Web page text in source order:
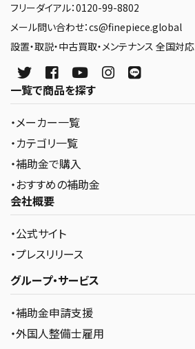
フリーダイアル：0120-99-8802
メール問い合わせ：cs@finepiece.global
設置・取説・中古買取・メンテナンス 全国対応
一覧で商品を探す
・メーカー一覧
・カテゴリ一覧
・補助金で購入
・おすすめの補助金
会社概要
・公式サイト
・プレスリリース
グループ・サービス
・補助金申請支援
・外国人整備士雇用